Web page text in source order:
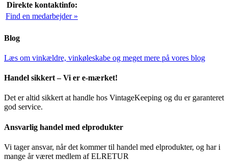
Direkte kontaktinfo:
Find en medarbejder »
Blog
Læs om vinkældre, vinkøleskabe og meget mere på vores blog
Handel sikkert – Vi er e-mærket!
Det er altid sikkert at handle hos VintageKeeping og du er garanteret
god service.
Ansvarlig handel med elprodukter
Vi tager ansvar, når det kommer til handel med elprodukter, og har i
mange år været medlem af ELRETUR